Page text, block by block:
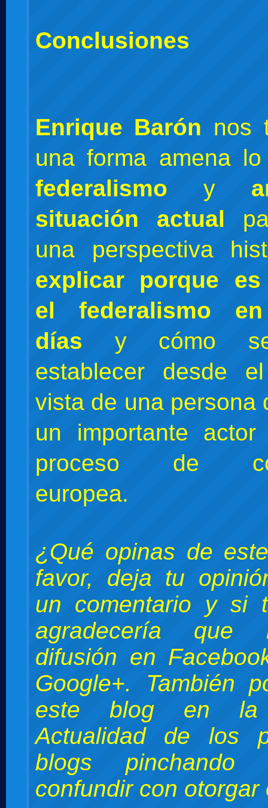
Conclusiones
Enrique Barón nos
una forma amena
federalismo y
situación actual
una perspectiva
explicar porque es
el federalismo
días y cómo se
establecer desde
vista de una persona
un importante
proceso de
europea.
¿Qué opinas de
favor, deja tu
un comentario y si
agradecería que
difusión en
Google+. También
este blog en la
Actualidad de los
blogs
confundir con otorgar